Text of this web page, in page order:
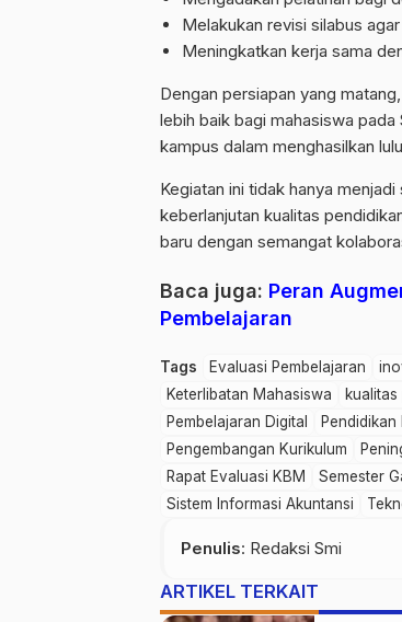
Melakukan revisi silabus
Meningkatkan kerja sama
Dengan persiapan yang
lebih baik bagi mahasiswa
kampus dalam menghasilkan
Kegiatan ini tidak hanya
keberlanjutan kualitas
baru dengan semangat
Baca juga: Peran
Pembelajaran
Tags Evaluasi Pembelajaran
Keterlibatan Mahasiswa
Pembelajaran Digital
Pengembangan Kurikulum
Rapat Evaluasi KBM
Semester
Sistem Informasi Akuntansi
Penulis: Redaksi Smi
ARTIKEL TERKAIT